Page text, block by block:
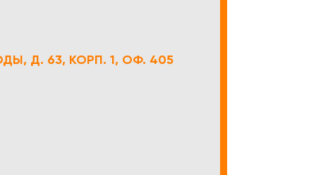
Д. 63, КОРП. 1, ОФ. 405